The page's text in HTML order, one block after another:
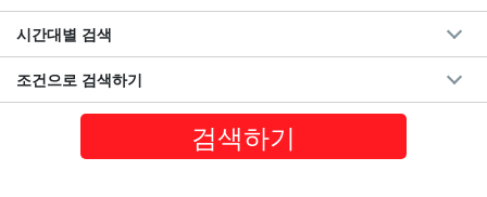
시간대별 검색
조건으로 검색하기